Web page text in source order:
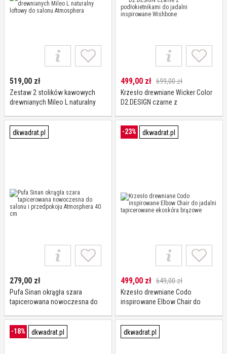
519,00 zł
Zestaw 2 stolików kawowych
drewnianych Mileo L naturalny
499,00 zł 699,00 zł
Krzesło drewniane Wicker Color
D2.DESIGN czarne z
inspirowane Wishbone
dkwadrat.pl
279,00 zł
Pufa Sinan okrągła szara
tapicerowana nowoczesna do
Atmosphera 40 cm
-23% dkwadrat.pl
499,00 zł 649,00 zł
Krzesło drewniane Codo
inspirowane Elbow Chair do
brązowe
-18%
dkwadrat.pl dkwadrat.pl